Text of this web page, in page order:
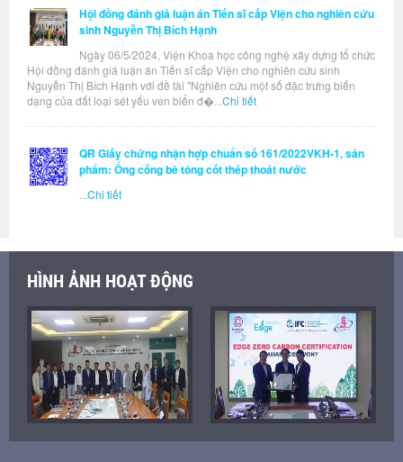
Hội đồng đánh giá luận án Tiến sĩ cấp Viện cho nghiên cứu
sinh Nguyễn Thị Bích Hạnh
Ngày 06/5/2024, Viện Khoa học công nghệ xây dựng tổ chức
Hội đồng đánh giá luận án Tiến sĩ cấp Viện cho nghiên cứu sinh
Nguyễn Thị Bích Hạnh với đề tài "Nghiên cứu một số đặc trưng biến
dạng của đất loại sét yếu ven biển đ�... Chi tiết
QR Giấy chứng nhận hợp chuẩn số 161/2022VKH-1, sản
phẩm: Ống cống bê tông cốt thép thoát nước
Chi tiết
HÌNH ẢNH HOẠT ĐỘNG